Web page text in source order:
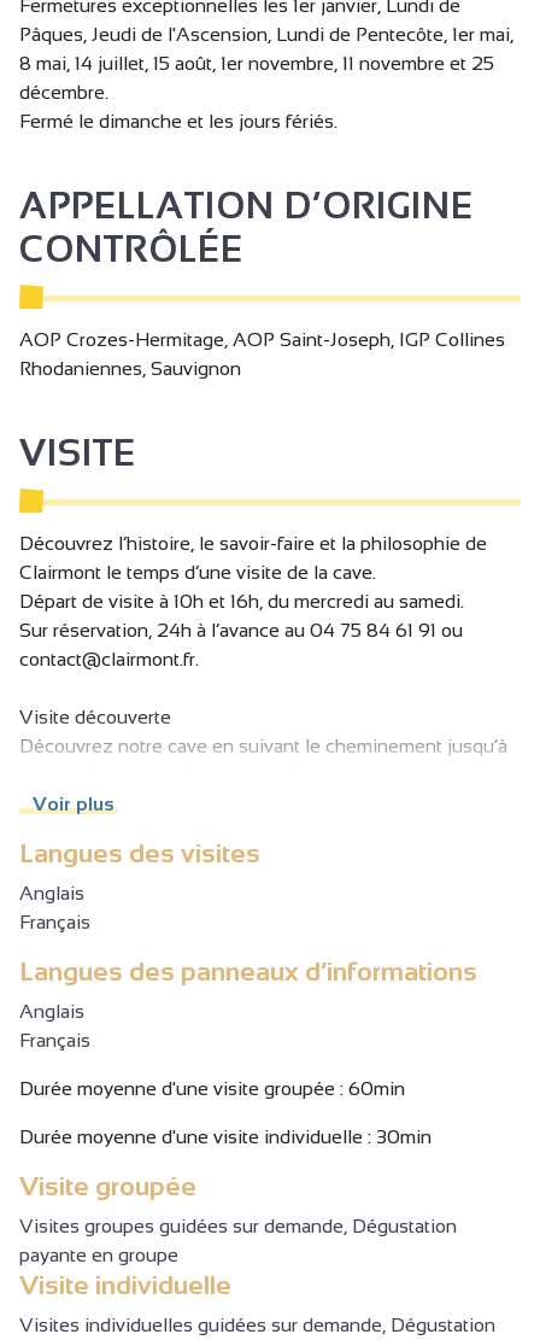
Fermetures exceptionnelles les 1er janvier, Lundi de
Pâques, Jeudi de l'Ascension, Lundi de Pentecôte, 1er mai,
8 mai, 14 juillet, 15 août, 1er novembre, 11 novembre et 25
décembre.
Fermé le dimanche et les jours fériés.
APPELLATION D’ORIGINE
CONTRÔLÉE
AOP Crozes-Hermitage, AOP Saint-Joseph, IGP Collines
Rhodaniennes, Sauvignon
VISITE
Découvrez l’histoire, le savoir-faire et la philosophie de
Clairmont le temps d’une visite de la cave.
Départ de visite à 10h et 16h, du mercredi au samedi.
Sur réservation, 24h à l’avance au 04 75 84 61 91 ou
contact@clairmont.fr.
Visite découverte
Découvrez notre cave en suivant le cheminement jusqu’à
Visite dégustation « domaines »
Percez les secrets de l’élaboration de nos cuvées «
Ponctuez ce moment au coeur de notre chai à barriques
pour la dégustation d’une sélection de nos cuvées
parcellaires.
19€/personne
Evasion Zen
Visite découverte, dégustation, pique-nique à savourer où
de paix d’Erik Borja.
80€ pour 2 personnes, une bouteille de vin incluse.
Voir plus
Langues des visites
Anglais
Français
Langues des panneaux d’informations
Anglais
Français
Durée moyenne d'une visite groupée : 60min
Durée moyenne d'une visite individuelle : 30min
Visite groupée
Visites groupes guidées sur demande, Dégustation
payante en groupe
Visite individuelle
Visites individuelles guidées sur demande, Dégustation